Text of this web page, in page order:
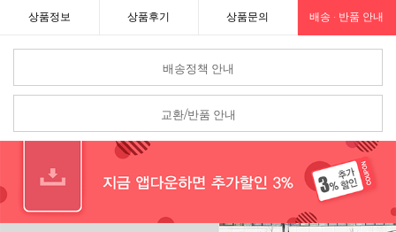
상품정보 상품후기 상품문의 배송 · 반품 안내
배송정책 안내
교환/반품 안내